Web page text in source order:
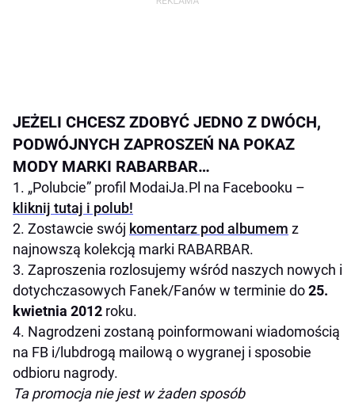
JEŻELI CHCESZ ZDOBYĆ JEDNO Z DWÓCH,
PODWÓJNYCH ZAPROSZEŃ NA POKAZ
MODY MARKI RABARBAR…
1. „Polubcie” profil ModaiJa.Pl na Facebooku –
kliknij tutaj i polub!
2. Zostawcie swój komentarz pod albumem z
najnowszą kolekcją marki RABARBAR.
3. Zaproszenia rozlosujemy wśród naszych nowych i
dotychczasowych Fanek/Fanów w terminie do25.
kwietnia 2012 roku.
4. Nagrodzeni zostaną poinformowani wiadomością
na FB i/lubdrogą mailową o wygranej i sposobie
odbioru nagrody.
Ta promocja nie jest w żaden sposób